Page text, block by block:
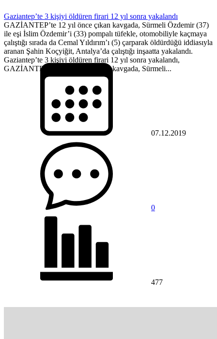
Gaziantep’te 3 kişiyi öldüren firari 12 yıl sonra yakalandı
GAZİANTEP’te 12 yıl önce çıkan kavgada, Sürmeli Özdemir (37)
ile eşi İslim Özdemir’i (33) pompalı tüfekle, otomobiliyle kaçmaya
çalıştığı sırada da Cemal Yıldırım’ı (5) çarparak öldürdüğü iddiasıyla
aranan Şahin Koçyiğit, Antalya’da çalıştığı inşaatta yakalandı.
Gaziantep’te 3 kişiyi öldüren firari 12 yıl sonra yakalandı,
GAZİANTEP’te 12 yıl önce çıkan kavgada, Sürmeli...
07.12.2019
0
477